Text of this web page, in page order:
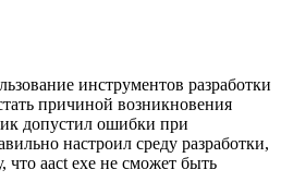
инструментов разработки
причиной возникновения
допустил ошибки при
настроил среду разработки,
что aact exe не сможет быть